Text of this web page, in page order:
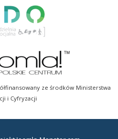
ze środków Ministerstwa
i Cyfryzacji